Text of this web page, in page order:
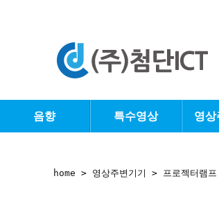
음향 특수영상 영상
home > 영상주변기기 > 프로젝터램프